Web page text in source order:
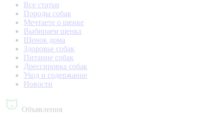
Все статьи
Породы собак
Мечтаете о щенке
Выбираем щенка
Щенок дома
Здоровье собак
Питание собак
Дрессировка собак
Уход и содержание
Новости
Объявления